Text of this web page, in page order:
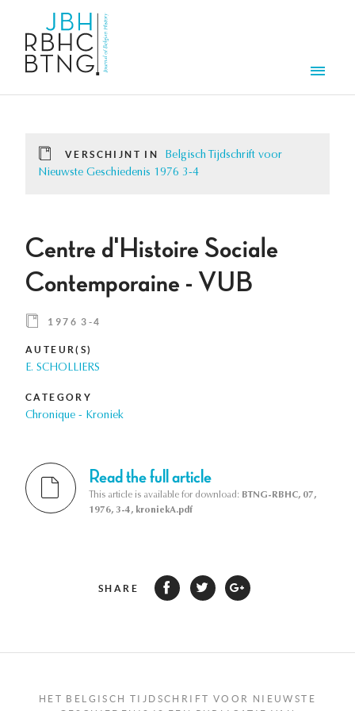
VERSCHIJNT IN
Belgisch Tijdschrift voor
Nieuwste Geschiedenis 1976 3-4
Centre d'Histoire Sociale
Contemporaine - VUB
1976 3-4
AUTEUR(S)
E. SCHOLLIERS
CATEGORY
Chronique - Kroniek
Read the full article
This article is available for download: BTNG-RBHC, 07,
1976, 3-4, kroniekA.pdf
SHARE
HET BELGISCH TIJDSCHRIFT VOOR NIEUWSTE